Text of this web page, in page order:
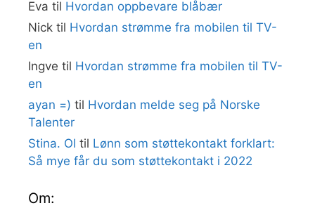
Eva til Hvordan oppbevare blåbær
Nick til Hvordan strømme fra mobilen til TV-
en
Ingve til Hvordan strømme fra mobilen til TV-
en
ayan =) til Hvordan melde seg på Norske
Talenter
Stina. Ol til Lønn som støttekontakt forklart:
Så mye får du som støttekontakt i 2022
Om: